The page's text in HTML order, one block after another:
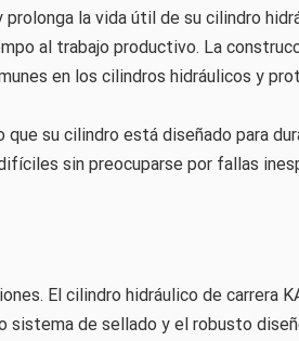
la vida útil de su cilindro
al trabajo productivo. La
en los cilindros hidráulicos y
su cilindro está diseñado para
sin preocuparse por fallas
El cilindro hidráulico de carrera
sistema de sellado y el robusto